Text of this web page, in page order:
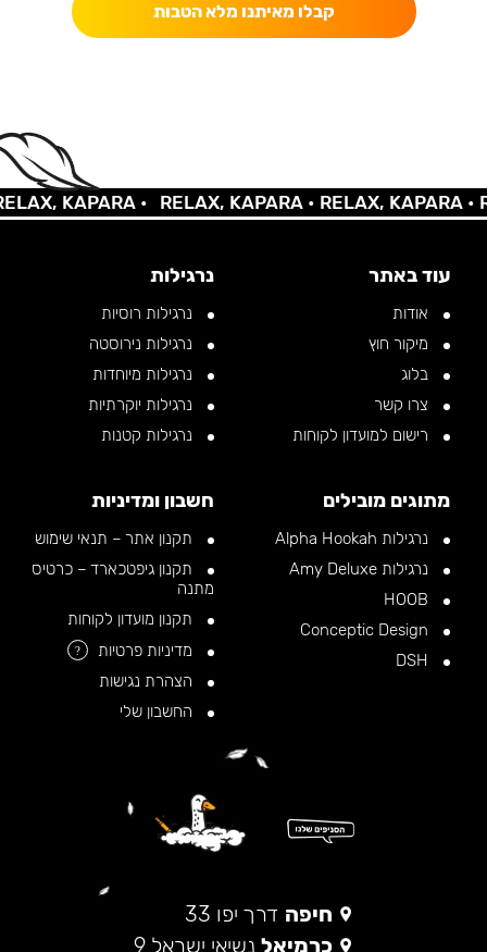
קבלו מאיתנו מלא הטבות
KAPARA • RELAX, KAPARA •RELAX, KAPARA •
עוד באתר
אודות
מיקור חוץ
בלוג
צרו קשר
רישום למועדון לקוחות
נרגילות
נרגילות רוסיות
נרגילות נירוסטה
נרגילות מיוחדות
נרגילות יוקרתיות
נרגילות קטנות
מתוגים מובילים
נרגילות Alpha Hookah
נרגילות Amy Deluxe
חשבון ומדיניות
תקנון אתר – תנאי שימוש
תקנון גיפטכארד – כרטיס
מתנה
תקנון מועדון לקוחות
מדיניות פרטיות
?
הצהרת נגישות
החשבון שלי
חיפה דרך יפו 33
כרמיאל נשיאי ישראל 9